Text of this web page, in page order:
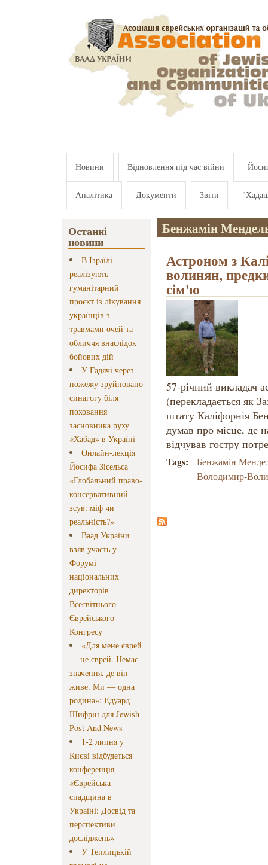
Новини Відновлення під час війни
Аналітика Документи Звіти
Останні
новини
В Ізраїлі
реалізують
гуманітарний
проєкт із лікування
українців з
травмами очей та
обличчя внаслідок
бойових дій
У Гадячі через
пожежу зруйновано
синагогу біля
поховання
засновника руху
«Хабад» в Україні
Онлайн-лекція
Йосифа Зісельса
«Глобальний право-
консервативний
зсув: міф чи
реальність?»
Ваад України
взяв участь у
Форумі
національних
директорів
Всесвітнього
Єврейського
Конгресу
«Для мене єврей
— це єврей. Немає
значення, де він
живе. Ми — одна
родина»: Едуард
Шифрін для Jewish
Post And News
1-2 липня у
Києві відбудеться
конференція
«Єврейська
спадщина в
Україні: Досвід та
перспективи
досліджень»
У Теплицькій
Бенжамін
Астроном з
волинян,
сім'ю
57-річний викладач
(перекладається як
штату Каліфорнія
думав про місце, де
відчував гостру
Tags:
Бенжамін
Володимир-